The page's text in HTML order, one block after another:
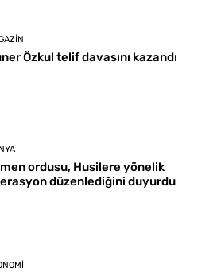
Özkul telif davasını kazandı
ordusu, Husilere yönelik
düzenlediğini duyurdu